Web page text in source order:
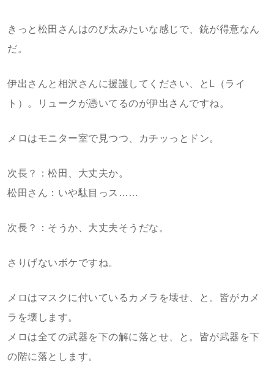
きっと松田さんはのび太みたいな感じで、銃が得意なん
だ。
伊出さんと相沢さんに援護してください、とL（ライ
ト）。リュークが憑いてるのが伊出さんですね。
メロはモニター室で見つつ、カチッっとドン。
次長？：松田、大丈夫か。
松田さん：いや駄目っス……
次長？：そうか、大丈夫そうだな。
さりげないボケですね。
メロはマスクに付いているカメラを壊せ、と。皆がカメ
ラを壊します。
メロは全ての武器を下の解に落とせ、と。皆が武器を下
の階に落とします。